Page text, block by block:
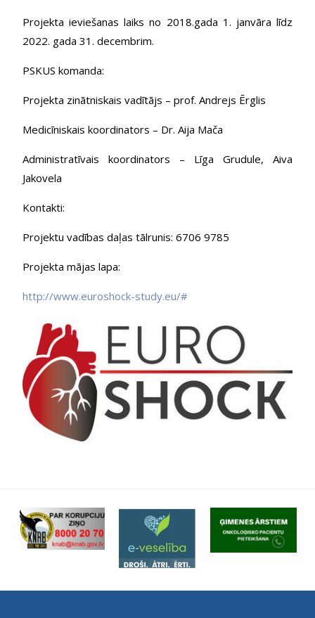
Projekta ieviešanas laiks no 2018.gada 1. janvāra līdz
2022. gada 31. decembrim.
PSKUS komanda:
Projekta zinātniskais vadītājs – prof. Andrejs Ērglis
Medicīniskais koordinators – Dr. Aija Mača
Administratīvais koordinators – Līga Grudule, Aiva
Jakovela
Kontakti:
Projektu vadības daļas tālrunis: 6706 9785
Projekta mājas lapa:
http://www.euroshock-study.eu/#